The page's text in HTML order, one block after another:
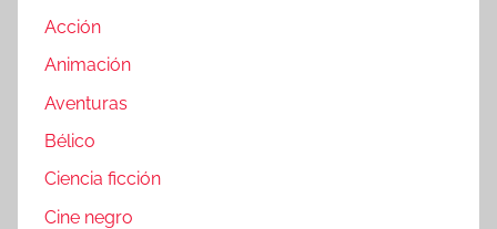
Acción
Animación
Aventuras
Bélico
Ciencia ficción
Cine negro